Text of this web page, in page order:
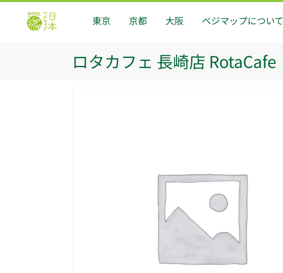
東京 京都 大阪 ベジマップについて
ロタカフェ 長崎店 RotaCafe